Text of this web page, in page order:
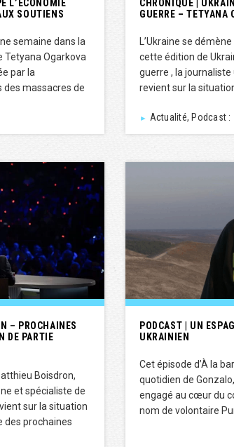
L’ÉCONOMIE
SOUTIENS
semaine dans la
Tetyana Ogarkova
par la
massacres de
CHRONIQUE |
GUERRE – TETYANA
L’Ukraine se
cette édition de
guerre , la
revient sur la
► Actualité, Podcast :
– PROCHAINES
DE PARTIE
Boisdron,
et spécialiste de
sur la situation
des prochaines
PODCAST | UN
UKRAINIEN
Cet épisode d’À la
quotidien de
engagé au cœur du
nom de volontaire